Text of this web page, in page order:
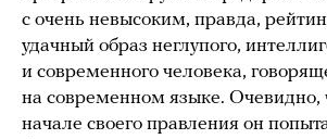
с очень невысоким, правда,
удачный образ неглупого,
и современного человека,
на современном языке. Очевидно,
начале своего правления он